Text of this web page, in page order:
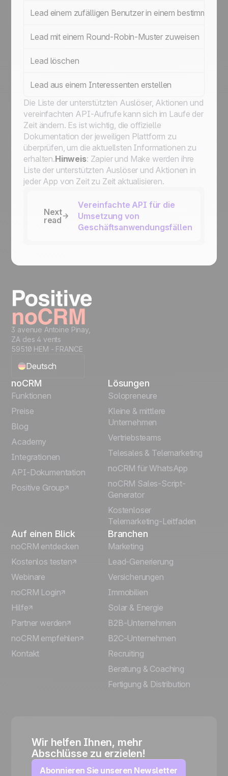
Lead einem zufälligen Benutzer in einem bestimmten
Lead mit einem Round-Robin-Muster zuweisen
Lead löschen
Lead aus einem Interessenten erstellen
Die Liste der unterstützten Auslöser, Aktionen und
vereinfachten API-Aufrufe kann sich im Laufe der
Zeit ändern. Es ist wichtig, die offizielle
Dokumentation der jeweiligen Plattform zu
überprüfen, um die aktuellsten Informationen zu
erhalten.Hinweis: Zapier und Make werden ihre
Liste der unterstützten Auslöser und Aktionen in
jeder App von Zeit zu Zeit aktualisieren.
Next
read
Vereinfachte API für die
Umsetzung von
Geschäftsanwendungsfällen
3 avenue Antoine Pinay,
ZA des 4 vents
59510 HEM - FRANCE
Deutsch
English
Español
Português
Italiano
noCRM
Funktionen
Preise
Blog
Academy
Integrationen
API-Dokumentation
Positive Group
Lösungen
Solopreneure
Kleine & mittlere
Unternehmen
Vertriebsteams
Telesales & Telemarketing
noCRM für WhatsApp
noCRM Sales-Script-
Generator
Kostenloser
Telemarketing-Leitfaden
Auf einen Blick
noCRM entdecken
Kostenlos testen
Webinare
noCRM Login
Hilfe
Partner werden
noCRM empfehlen
Kontakt
Branchen
Marketing
Lead-Generierung
Versicherungen
Immobilien
Solar & Energie
B2B-Unternehmen
B2C-Unternehmen
Recruiting
Beratung & Coaching
Fertigung & Distribution
Wir helfen Ihnen, mehr
Abschlüsse zu erzielen!
Abonnieren Sie unseren Newsletter